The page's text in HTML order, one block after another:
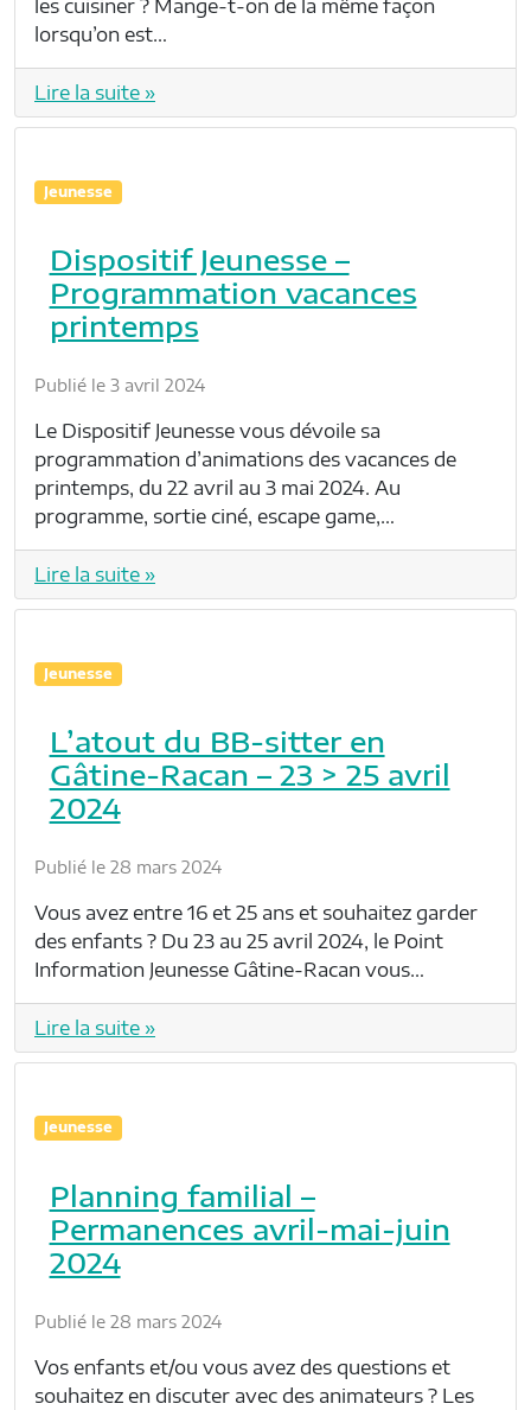
les cuisiner ? Mange-t-on de la même façon
lorsqu’on est…
Lire la suite »
Jeunesse
Dispositif Jeunesse –
Programmation vacances
printemps
Publié le 3 avril 2024
Le Dispositif Jeunesse vous dévoile sa
programmation d’animations des vacances de
printemps, du 22 avril au 3 mai 2024. Au
programme, sortie ciné, escape game,…
Lire la suite »
Jeunesse
L’atout du BB-sitter en
Gâtine-Racan – 23 > 25 avril
2024
Publié le 28 mars 2024
Vous avez entre 16 et 25 ans et souhaitez garder
des enfants ? Du 23 au 25 avril 2024, le Point
Information Jeunesse Gâtine-Racan vous…
Lire la suite »
Jeunesse
Planning familial –
Permanences avril-mai-juin
2024
Publié le 28 mars 2024
Vos enfants et/ou vous avez des questions et
souhaitez en discuter avec des animateurs ? Les